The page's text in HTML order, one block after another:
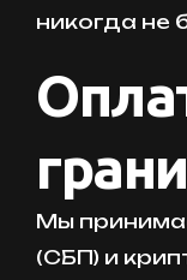
никогда не
Мы
(СБП) и